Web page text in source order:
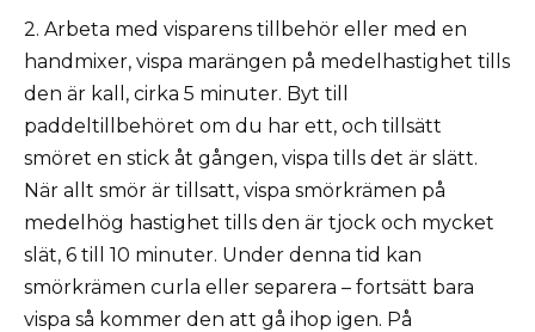
2. Arbeta med visparens tillbehör eller med en
handmixer, vispa marängen på medelhastighet tills
den är kall, cirka 5 minuter. Byt till
paddeltillbehöret om du har ett, och tillsätt
smöret en stick åt gången, vispa tills det är slätt.
När allt smör är tillsatt, vispa smörkrämen på
medelhög hastighet tills den är tjock och mycket
slät, 6 till 10 minuter. Under denna tid kan
smörkrämen curla eller separera – fortsätt bara
vispa så kommer den att gå ihop igen. På